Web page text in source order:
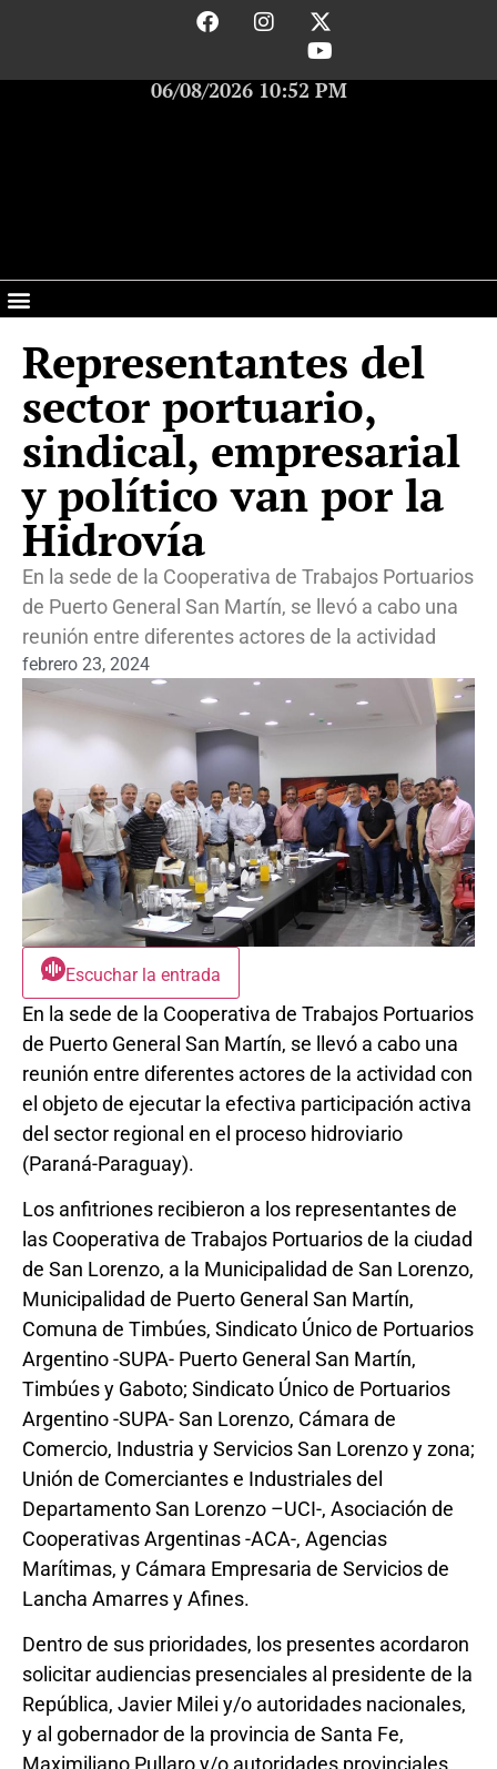
06/08/2026 10:52 PM
Representantes del
sector portuario,
sindical, empresarial
y político van por la
Hidrovía
En la sede de la Cooperativa de Trabajos Portuarios
de Puerto General San Martín, se llevó a cabo una
reunión entre diferentes actores de la actividad
febrero 23, 2024
Escuchar la entrada
En la sede de la Cooperativa de Trabajos Portuarios
de Puerto General San Martín, se llevó a cabo una
reunión entre diferentes actores de la actividad con
el objeto de ejecutar la efectiva participación activa
del sector regional en el proceso hidroviario
(Paraná-Paraguay).
Los anfitriones recibieron a los representantes de
las Cooperativa de Trabajos Portuarios de la ciudad
de San Lorenzo, a la Municipalidad de San Lorenzo,
Municipalidad de Puerto General San Martín,
Comuna de Timbúes, Sindicato Único de Portuarios
Argentino -SUPA- Puerto General San Martín,
Timbúes y Gaboto; Sindicato Único de Portuarios
Argentino -SUPA- San Lorenzo, Cámara de
Comercio, Industria y Servicios San Lorenzo y zona;
Unión de Comerciantes e Industriales del
Departamento San Lorenzo –UCI-, Asociación de
Cooperativas Argentinas -ACA-, Agencias
Marítimas, y Cámara Empresaria de Servicios de
Lancha Amarres y Afines.
Dentro de sus prioridades, los presentes acordaron
solicitar audiencias presenciales al presidente de la
República, Javier Milei y/o autoridades nacionales,
y al gobernador de la provincia de Santa Fe,